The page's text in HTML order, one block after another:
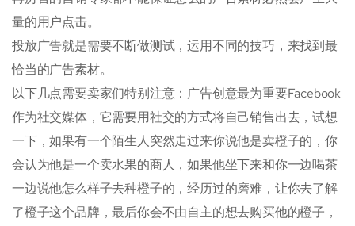
量的用户点击。
投放广告就是需要不断做测试，运用不同的技巧，来找到最
恰当的广告素材。
以下几点需要卖家们特别注意：广告创意最为重要Facebook
作为社交媒体，它需要用社交的方式将自己销售出去，试想
一下，如果有一个陌生人突然走过来你说他是卖橙子的，你
会认为他是一个卖水果的商人，如果他坐下来和你一边喝茶
一边说他怎么样子去种橙子的，经历过的磨难，让你去了解
了橙子这个品牌，最后你会不由自主的想去购买他的橙子，